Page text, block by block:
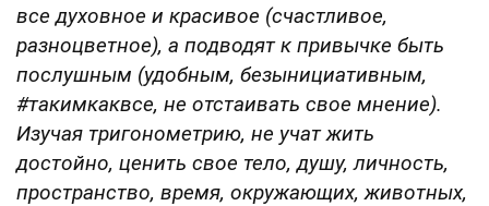
все духовное и красивое (счастливое,
разноцветное), а подводят к привычке быть
послушным (удобным, безынициативным,
#такимкаквсе, не отстаивать свое мнение).
Изучая тригонометрию, не учат жить
достойно, ценить свое тело, душу, личность,
пространство, время, окружающих, животных,